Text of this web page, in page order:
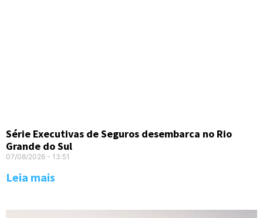
Série Executivas de Seguros desembarca no Rio
Grande do Sul
07/08/2026 13:51
Leia mais